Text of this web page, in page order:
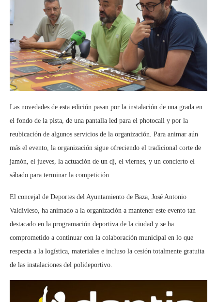
Las novedades de esta edición pasan por la instalación de una grada en
el fondo de la pista, de una pantalla led para el photocall y por la
reubicación de algunos servicios de la organización. Para animar aún
más el evento, la organización sigue ofreciendo el tradicional corte de
jamón, el jueves, la actuación de un dj, el viernes, y un concierto el
sábado para terminar la competición.
El concejal de Deportes del Ayuntamiento de Baza, José Antonio
Valdivieso, ha animado a la organización a mantener este evento tan
destacado en la programación deportiva de la ciudad y se ha
comprometido a continuar con la colaboración municipal en lo que
respecta a la logística, materiales e incluso la cesión totalmente gratuita
de las instalaciones del polideportivo.